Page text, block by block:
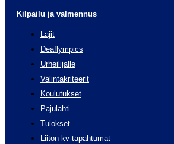
Kilpailu ja valmennus
Lajit
Deaflympics
Urheilijalle
Valintakriteerit
Koulutukset
Pajulahti
Tulokset
Liiton kv-tapahtumat